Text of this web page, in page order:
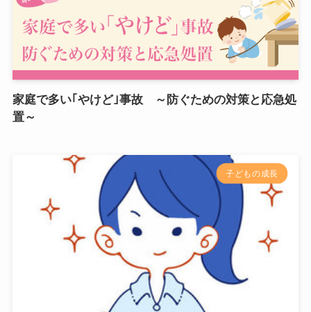
家庭で多い｢やけど｣事故 ～防ぐための対策と応急処
置～
子どもの成長